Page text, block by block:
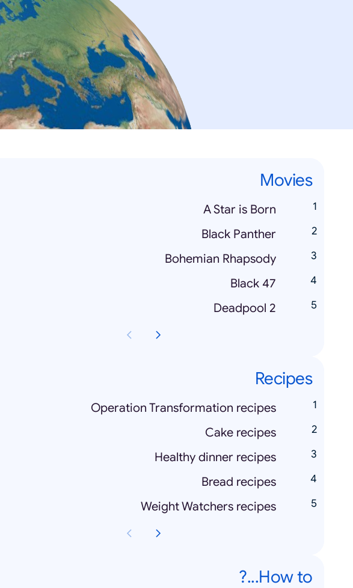
Movies
A Star is Born
Black Panther
Bohemian Rhapsody
Black 47
Deadpool 2
Recipes
Operation Transformation recipes
Cake recipes
Healthy dinner recipes
Bread recipes
Weight Watchers recipes
How to...?